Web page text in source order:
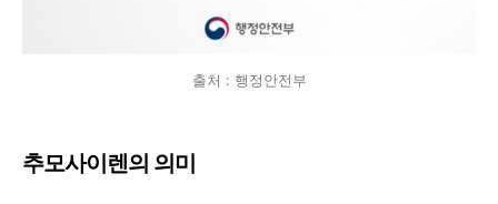
출처 : 행정안전부
추모사이렌의 의미